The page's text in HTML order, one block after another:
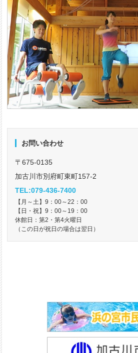
お問い合わせ
〒675-0135
加古川市別府町東町157-2
TEL:079-436-7400
【月～土】9：00～22：00
【日・祝】9：00～19：00
休館日：第2・第4火曜日
（この日が祝日の場合は翌日）